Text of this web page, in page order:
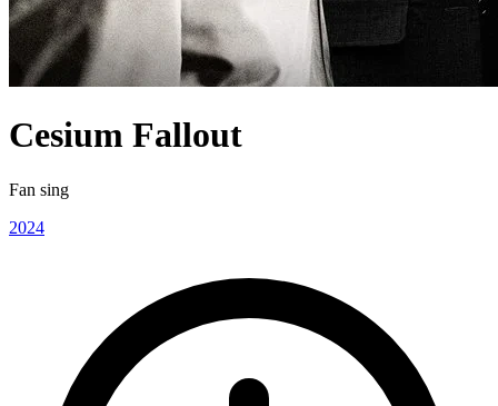
Cesium Fallout
Fan sing
2024